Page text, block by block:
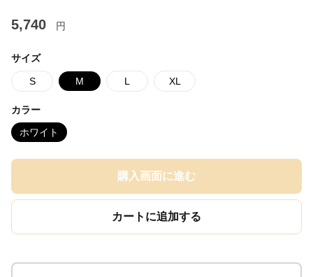
5,740 円
サイズ
S M L XL
カラー
ホワイト
購入画面に進む
カートに追加する